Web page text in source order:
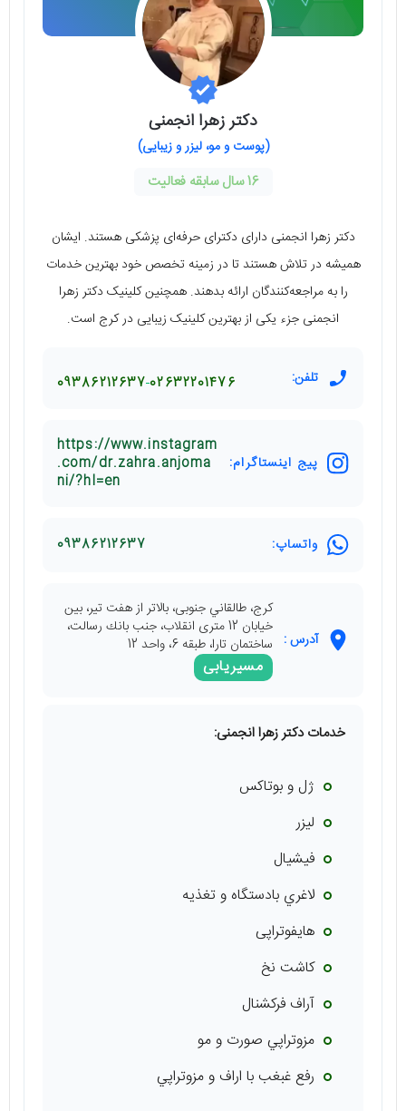
دكتر زهرا انجمنی
(پوست و مو، ليزر و زیبایی)
16 سال سابقه فعالیت
دکتر زهرا انجمنی دارای دکترای حرفه‌ای پزشکی هستند. ایشان
همیشه در تلاش هستند تا در زمینه تخصص خود بهترین خدمات
را به مراجعه‌کنندگان ارائه بدهند. همچنین کلینیک دکتر زهرا
انجمنی جزء یکی از بهترین کلینیک زیبایی در کرج است.
تلفن: 02632201476
09386212637
پیج اینستاگرام:
https://www.instagram
.com/dr.zahra.anjoma
ni/?hl=en
واتساپ: 09386212637
آدرس :
كرج، طالقاني جنوبی، بالاتر از هفت تير، بین
خيابان 12 متری انقلاب، جنب بانك رسالت،
ساختمان تارا، طبقه 6، واحد 12
مسیریابی
خدمات دکتر زهرا انجمنی:
ژل و بوتاكس
ليزر
فيشيال
لاغري بادستگاه و تغذيه
هايفوتراپی
كاشت نخ
آراف فركشنال
مزوتراپي صورت و مو
رفع غبغب با اراف و مزوتراپي